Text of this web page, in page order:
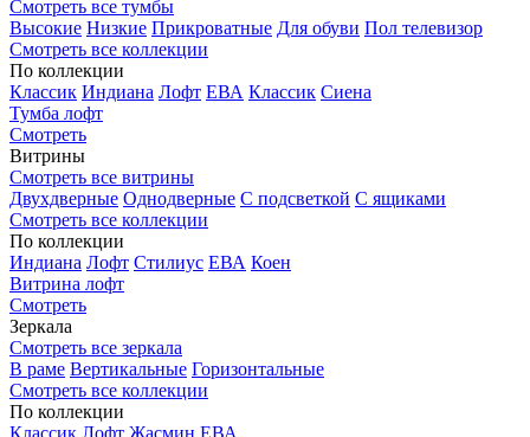
Смотреть все тумбы
Высокие Низкие Прикроватные Для обуви Пол телевизор
Смотреть все коллекции
По коллекции
Классик Индиана Лофт ЕВА Классик Сиена
Тумба лофт
Смотреть
Витрины
Смотреть все витрины
Двухдверные Однодверные С подсветкой С ящиками
Смотреть все коллекции
По коллекции
Индиана Лофт Стилиус ЕВА Коен
Витрина лофт
Смотреть
Зеркала
Смотреть все зеркала
В раме Вертикальные Горизонтальные
Смотреть все коллекции
По коллекции
Классик Лофт Жасмин ЕВА